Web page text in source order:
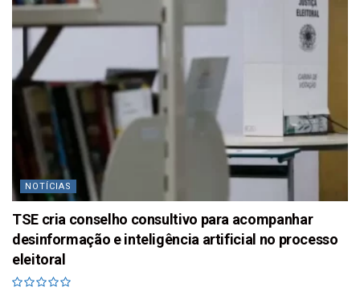
NOTÍCIAS
TSE cria conselho consultivo para acompanhar
desinformação e inteligência artificial no processo
eleitoral